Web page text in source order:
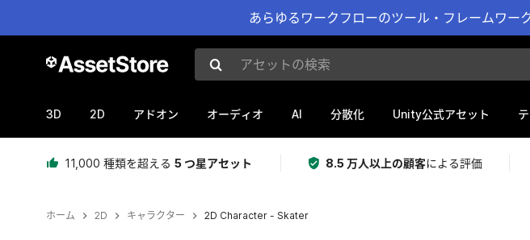
あらゆるワークフローのツール・フレームワー
アセットの検索
3D 2D アドオン オーディオ AI 分散化 Unity公式アセット
11,000 種類を超える 5 つ星アセット 8.5 万人以上の顧客による評価
ホーム 2D キャラクター 2D Character - Skater